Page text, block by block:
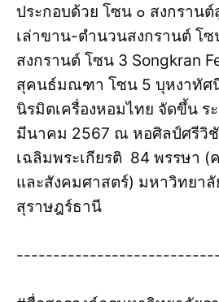
ประกอบด้วย โซน ๐ สงกรานต์
เล่าขาน-ตำนวนสงกรานต์ โ
สงกรานต์ โซน 3 Songkran
สุคนธ์มณฑา โซน 5 บุหงาทัศ
นิรมิตเครื่องหอมไทย จัดขึ้น ร
มีนาคม 2567 ณ หอศิลป์ศรีวิ
เฉลิมพระเกียรติ 84 พรรษา
และสังคมศาสตร์) มหาวิทยา
สุราษฎร์ธานี